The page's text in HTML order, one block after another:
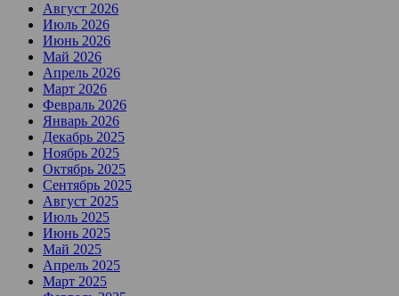
Август 2026
Июль 2026
Июнь 2026
Май 2026
Апрель 2026
Март 2026
Февраль 2026
Январь 2026
Декабрь 2025
Ноябрь 2025
Октябрь 2025
Сентябрь 2025
Август 2025
Июль 2025
Июнь 2025
Май 2025
Апрель 2025
Март 2025